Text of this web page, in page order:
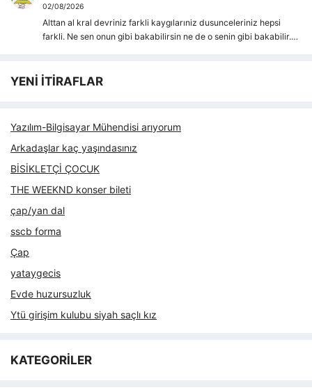
02/08/2026
Alttan al kral devriniz farkli kaygılarıniz dusunceleriniz hepsi
farkli. Ne sen onun gibi bakabilirsin ne de o senin gibi bakabilir.…
YENİ İTİRAFLAR
Yazılım-Bilgisayar Mühendisi arıyorum
Arkadaşlar kaç yaşındasınız
BİSİKLETÇİ ÇOCUK
THE WEEKND konser bileti
çap/yan dal
sscb forma
Çap
yataygecis
Evde huzursuzluk
Ytü girişim kulubu siyah saçlı kız
KATEGORİLER